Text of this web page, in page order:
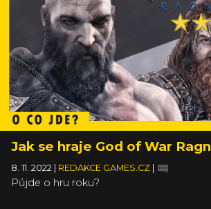
Jak se hraje God of War
8. 11. 2022 REDAKCE GAMES.CZ
Půjde o hru roku?